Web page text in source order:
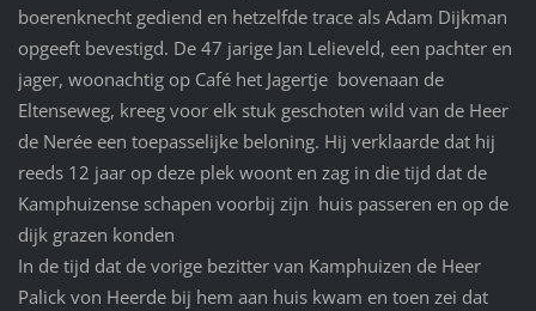
boerenknecht gediend en hetzelfde trace als Adam Dijkman
opgeeft bevestigd. De 47 jarige Jan Lelieveld, een pachter en
jager, woonachtig op Café het Jagertje bovenaan de
Eltenseweg, kreeg voor elk stuk geschoten wild van de Heer
de Nerée een toepasselijke beloning. Hij verklaarde dat hij
reeds 12 jaar op deze plek woont en zag in die tijd dat de
Kamphuizense schapen voorbij zijn huis passeren en op de
dijk grazen konden
In de tijd dat de vorige bezitter van Kamphuizen de Heer
Palick von Heerde bij hem aan huis kwam en toen zei dat